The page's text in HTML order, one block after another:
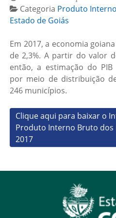
Categoria Produto
Estado de Goiás
Em 2017, a economia
de 2,3%. A partir do valor
então, a estimação do
por meio de distribuição
246 municípios.
Clique aqui para baixar o
Produto Interno Bruto dos
2017